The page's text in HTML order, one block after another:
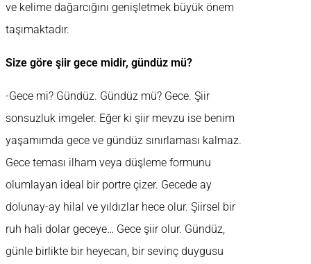
ve kelime dağarcığını genişletmek büyük önem
taşımaktadır.
Size göre şiir gece midir, gündüz mü?
-Gece mi? Gündüz. Gündüz mü? Gece. Şiir
sonsuzluk imgeler. Eğer ki şiir mevzu ise benim
yaşamımda gece ve gündüz sınırlaması kalmaz.
Gece teması ilham veya düşleme formunu
olumlayan ideal bir portre çizer. Gecede ay
dolunay-ay hilal ve yıldızlar hece olur. Şiirsel bir
ruh hali dolar geceye… Gece şiir olur. Gündüz,
günle birlikte bir heyecan, bir sevinç duygusu